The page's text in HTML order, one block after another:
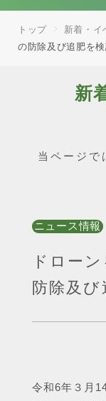
トップ 新着・イ
の防除及び追肥を検
新
当ページで
ニュース情報
ドロー
防除及び
令和6年３月